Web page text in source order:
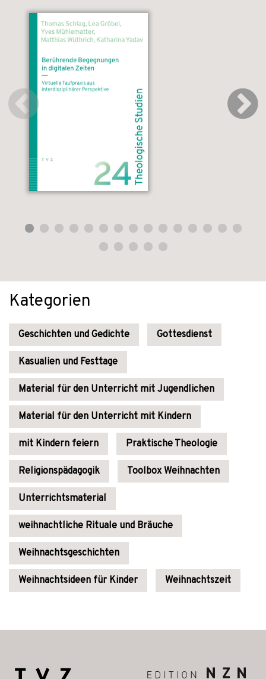
Kategorien
Geschichten und Gedichte Gottesdienst
Kasualien und Festtage
Material für den Unterricht mit Jugendlichen
Material für den Unterricht mit Kindern
mit Kindern feiern Praktische Theologie
Religionspädagogik Toolbox Weihnachten
Unterrichtsmaterial
weihnachtliche Rituale und Bräuche
Weihnachtsgeschichten
Weihnachtsideen für Kinder Weihnachtszeit